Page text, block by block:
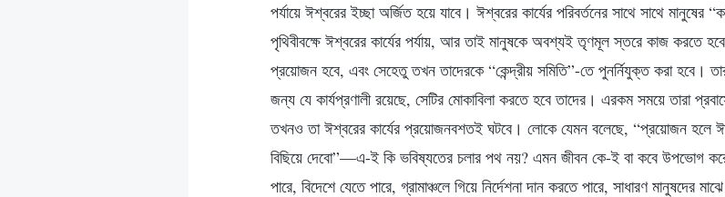
পর্যায়ে ঈশ্বরের ইচ্ছা অর্জিত হয়ে যাবে। ঈশ্বরের কার্যের পরিবর্তনের সাথে সাথে
পৃথিবীবক্ষে ঈশ্বরের কার্যের পর্যায়, আর তাই মানুষকে অবশ্যই তৃণমূল স্তরে কাজ করতে
প্রয়োজন হবে, এবং সেহেতু তখন তাদেরকে “কেন্দ্রীয় সমিতি”-তে পুনর্নিযুক্ত করা হবে।
জন্য যে কার্যপ্রণালী রয়েছে, সেটির মোকাবিলা করতে হবে তাদের। এরকম সময়ে তারা
তখনও তা ঈশ্বরের কার্যের প্রয়োজনবশতই ঘটবে। লোকে যেমন বলেছে, “প্রয়োজন হলে
বিছিয়ে দেবো”—এ-ই কি ভবিষ্যতের চলার পথ নয়? এমন জীবন কে-ই বা কবে উপভোগ
পারে, বিদেশে যেতে পারে, গ্রামাঞ্চলে গিয়ে নির্দেশনা দান করতে পারে, সাধারণ মানুষদের